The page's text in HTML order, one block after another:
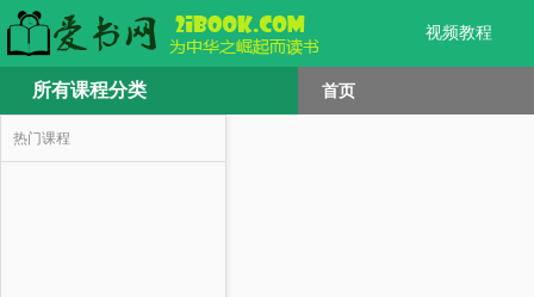
视频教程
所有课程分类 首页
热门课程